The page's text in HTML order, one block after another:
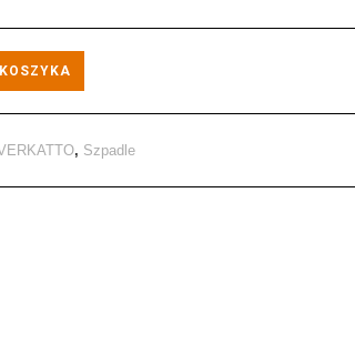
, Szpadle